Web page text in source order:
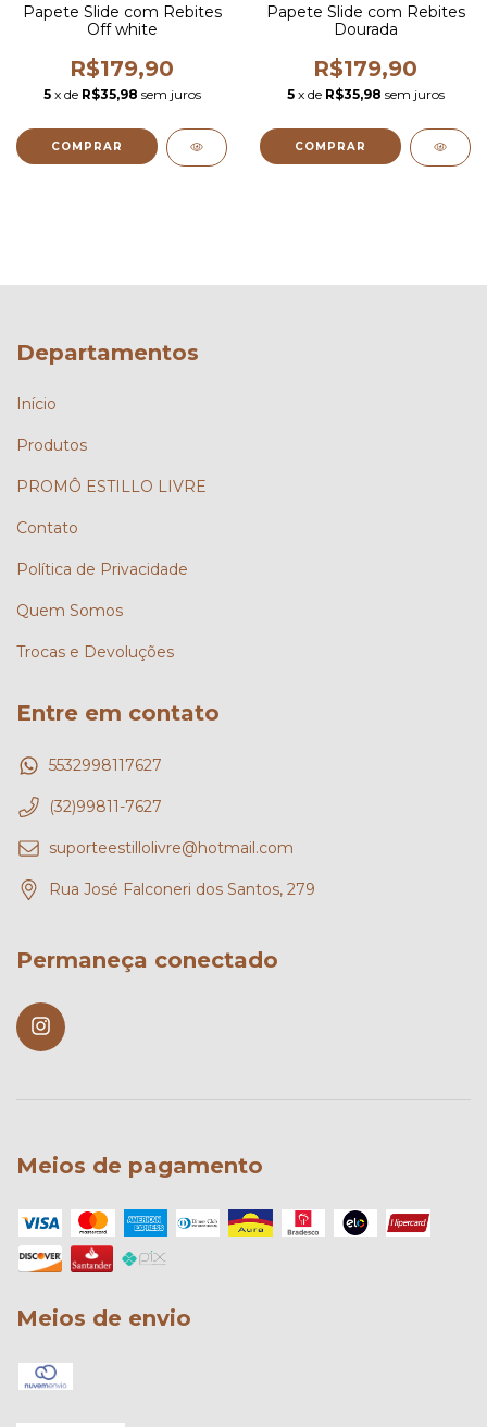
Papete Slide com Rebites
Off white
R$179,90
5 x de R$35,98 sem juros
COMPRAR
Papete Slide com Rebites
Dourada
R$179,90
5 x de R$35,98 sem juros
COMPRAR
Departamentos
Início
Produtos
PROMÔ ESTILLO LIVRE
Contato
Política de Privacidade
Quem Somos
Trocas e Devoluções
Entre em contato
5532998117627
(32)99811-7627
suporteestillolivre@hotmail.com
Rua José Falconeri dos Santos, 279
Permaneça conectado
Meios de pagamento
Meios de envio